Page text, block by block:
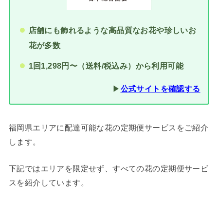
店舗にも飾れるような高品質なお花や珍しいお
花が多数
1回1,298円〜（送料/税込み）から利用可能
▶︎ 公式サイト を確認する
福岡県エリアに配達可能な花の定期便サービスをご紹介
します。
下記ではエリアを限定せず、すべての花の定期便サービ
スを紹介しています。